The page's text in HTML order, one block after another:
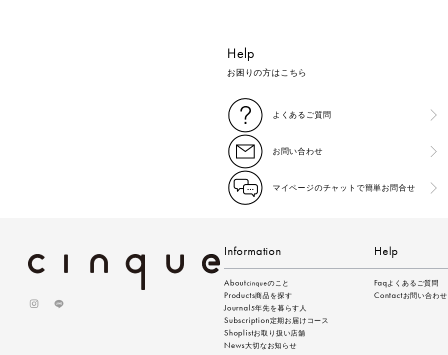
Help
お困りの方はこちら
よくあるご質問
お問い合わせ
マイページのチャットで簡単お問合せ
Information
Aboutcinqueのこと
Products商品を探す
Journal5年先を暮らす人
Subscription定期お届けコース
Shoplistお取り扱い店舗
News大切なお知らせ
Help
Faqよくあるご質問
Contactお問い合わせ